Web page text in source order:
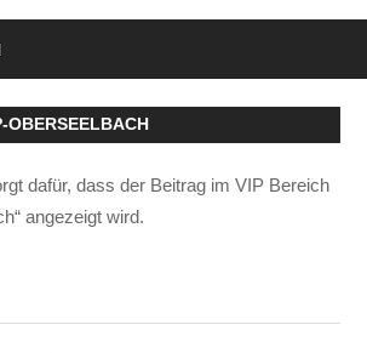
OBERSEELBACH
dafür, dass der Beitrag im VIP Bereich
angezeigt wird.